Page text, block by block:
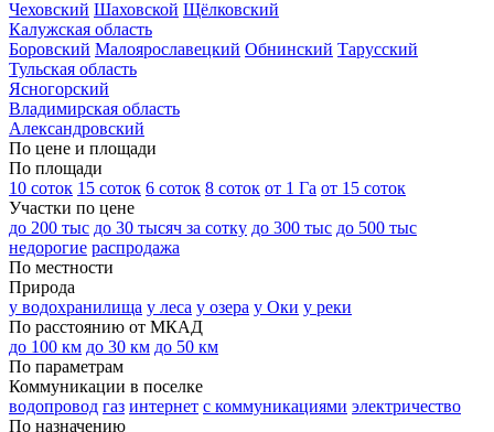
Чеховский Шаховской Щёлковский
Калужская область
Боровский Малоярославецкий Обнинский Тарусский
Тульская область
Ясногорский
Владимирская область
Александровский
По цене и площади
По площади
10 соток 15 соток 6 соток 8 соток от 1 Га от 15 соток
Участки по цене
до 200 тыс до 30 тысяч за сотку до 300 тыс до 500 тыс
недорогие распродажа
По местности
Природа
у водохранилища у леса у озера у Оки у реки
По расстоянию от МКАД
до 100 км до 30 км до 50 км
По параметрам
Коммуникации в поселке
водопровод газ интернет с коммуникациями электричество
По назначению